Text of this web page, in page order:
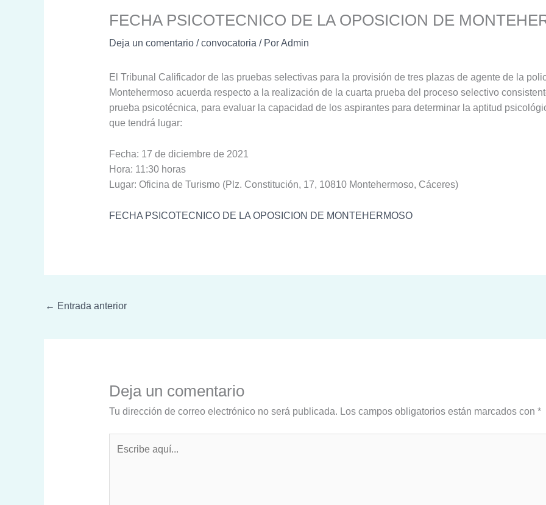
FECHA PSICOTECNICO DE LA OPOSICION DE
Deja un comentario / convocatoria/ PorAdmin
El Tribunal Calificador de las pruebas selectivas para la provisión de tres plazas de agente de la
Montehermoso acuerda respecto a la realización de la cuarta prueba del proceso selectivo
prueba psicotécnica, para evaluar la capacidad de los aspirantes para determinar la aptitud
que tendrá lugar:
Fecha: 17 de diciembre de 2021
Hora: 11:30 horas
Lugar: Oficina de Turismo (Plz. Constitución, 17, 10810 Montehermoso, Cáceres)
FECHA PSICOTECNICO DE LA OPOSICION DE MONTEHERMOSO
← Entrada anterior
Deja un comentario
Tu dirección de correo electrónico no será publicada. Los campos obligatorios están marcados con *
aquí...